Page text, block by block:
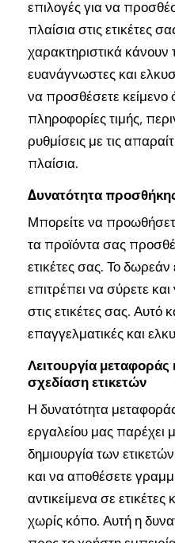
επιλογές για να
πλαίσια στις ετικέτες
χαρακτηριστικά κάνουν
ευανάγνωστες και
να προσθέσετε κείμενο
πληροφορίες τιμής,
ρυθμίσεις με τις
πλαίσια.
Δυνατότητα προσθήκης
Μπορείτε να
τα προϊόντα σας
ετικέτες σας. Το
επιτρέπει να σύρετε
στις ετικέτες σας. Αυτό
επαγγελματικές και
Λειτουργία
σχεδίαση ετικετών
Η δυνατότητα
εργαλείου μας παρέχει
δημιουργία των
και να αποθέσετε
αντικείμενα σε
χωρίς κόπο. Αυτή η